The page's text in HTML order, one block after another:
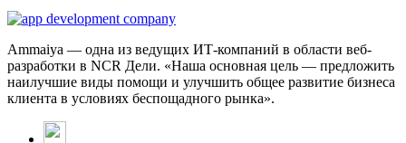
Ammaiya — одна из ведущих ИТ-компаний в области веб-
разработки в NCR Дели. «Наша основная цель — предложить
наилучшие виды помощи и улучшить общее развитие бизнеса
клиента в условиях беспощадного рынка».